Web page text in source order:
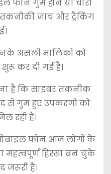
फोन गुम होने या चोरी
जांच और ट्रैकिंग
असली मालिकों को
शुरू कर दी गई है।
है कि साइबर तकनीक
से गुम हुए उपकरणों को
रही है।
फोन आज लोगों के
हिस्सा बन चुके
जरूरी है।